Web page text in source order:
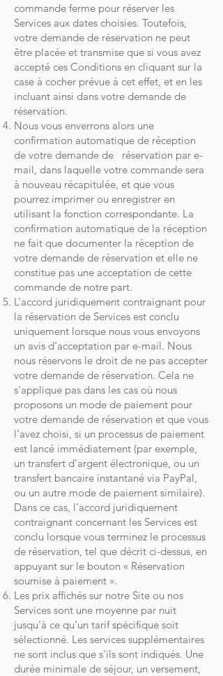
commande ferme pour réserver les
Services aux dates choisies. Toutefois,
votre demande de réservation ne peut
être placée et transmise que si vous avez
accepté ces Conditions en cliquant sur la
case à cocher prévue à cet effet, et en les
incluant ainsi dans votre demande de
réservation.
Nous vous enverrons alors une
confirmation automatique de réception
de votre demande de réservation par e-
mail, dans laquelle votre commande sera
à nouveau récapitulée, et que vous
pourrez imprimer ou enregistrer en
utilisant la fonction correspondante. La
confirmation automatique de la réception
ne fait que documenter la réception de
votre demande de réservation et elle ne
constitue pas une acceptation de cette
commande de notre part.
L’accord juridiquement contraignant pour
la réservation de Services est conclu
uniquement lorsque nous vous envoyons
un avis d'acceptation par e-mail. Nous
nous réservons le droit de ne pas accepter
votre demande de réservation. Cela ne
s'applique pas dans les cas où nous
proposons un mode de paiement pour
votre demande de réservation et que vous
l’avez choisi, si un processus de paiement
est lancé immédiatement (par exemple,
un transfert d'argent électronique, ou un
transfert bancaire instantané via PayPal,
ou un autre mode de paiement similaire).
Dans ce cas, l'accord juridiquement
contraignant concernant les Services est
conclu lorsque vous terminez le processus
de réservation, tel que décrit ci-dessus, en
appuyant sur le bouton « Réservation
soumise à paiement ».
Les prix affichés sur notre Site ou nos
Services sont une moyenne par nuit
jusqu'à ce qu'un tarif spécifique soit
sélectionné. Les services supplémentaires
ne sont inclus que s'ils sont indiqués. Une
durée minimale de séjour, un versement,